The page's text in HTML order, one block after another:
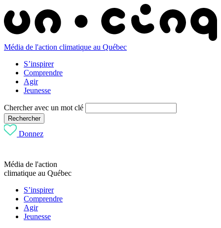
Média de l'action climatique au Québec
S’inspirer
Comprendre
Agir
Jeunesse
Chercher avec un mot clé
Rechercher
Donnez
Média de l'action
climatique au Québec
S’inspirer
Comprendre
Agir
Jeunesse